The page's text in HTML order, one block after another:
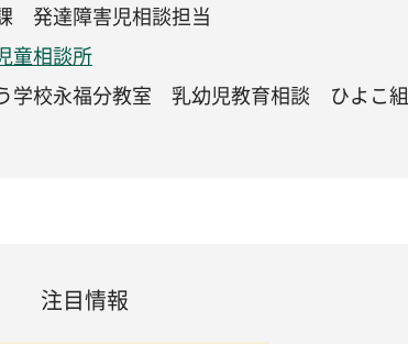
発達障害児相談担当
童相談所
学校永福分教室 乳幼児教育相談 ひよこ組
注目情報